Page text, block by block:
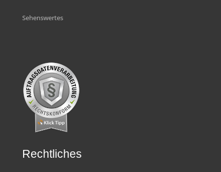
Sehenswertes
Rechtliches